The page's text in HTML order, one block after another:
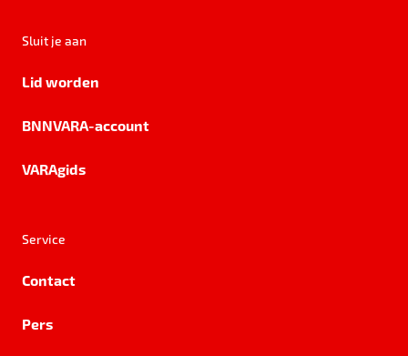
Sluit je aan
Lid worden
BNNVARA-account
VARAgids
Service
Contact
Pers